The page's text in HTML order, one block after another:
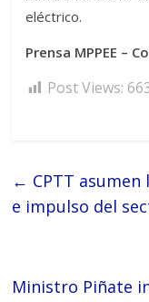
eléctrico.
Prensa MPPEE –
Post Views:
← CPTT
e impulso del
Ministro Piñate